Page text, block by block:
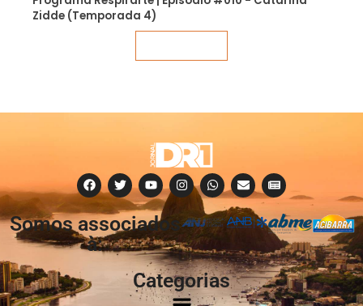
Zidde (Temporada 4)
Somos associados
à:
Categorias